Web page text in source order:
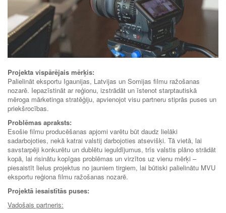
Projekta vispārējais mērķis:
Palielināt eksportu Igaunijas, Latvijas un Somijas filmu ražošanas
nozarē. Iepazīstināt ar reģionu, izstrādāt un īstenot starptautiskā
mēroga mārketinga stratēģiju, apvienojot visu partneru stiprās puses un
priekšrocības.
Problēmas apraksts:
Esošie filmu producēšanas apjomi varētu būt daudz lielāki
sadarbojoties, nekā katrai valstij darbojoties atsevišķi. Tā vietā, lai
savstarpēji konkurētu un dublētu ieguldījumus, trīs valstis plāno strādāt
kopā, lai risinātu kopīgas problēmas un virzītos uz vienu mērķi –
piesaistīt lielus projektus no jauniem tirgiem, lai būtiski palielinātu MVU
eksportu reģiona filmu ražošanas nozarē.
Projektā iesaistītās puses:
Vadošais partneris: